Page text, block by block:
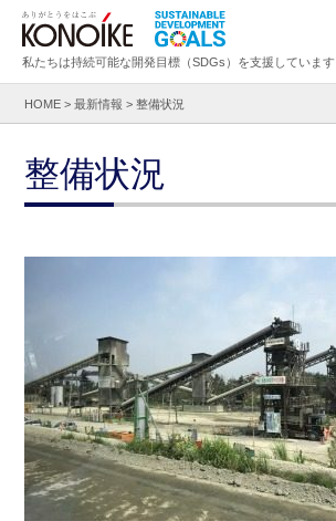
私たちは持続可能な開発目標（SDGs）を支援しています
HOME >最新情報 >整備状況
整備状況